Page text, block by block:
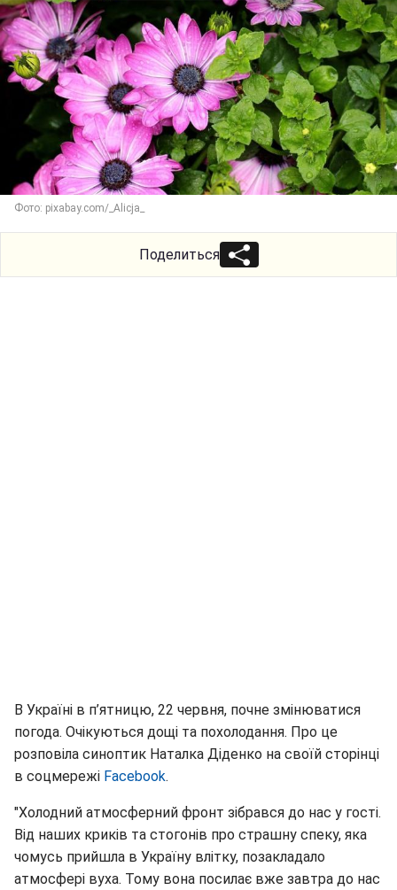
Фото: pixabay.com/_Alicja_
Поделиться
В Україні в п’ятницю, 22 червня, почне змінюватися
погода. Очікуються дощі та похолодання. Про це
розповіла синоптик Наталка Діденко на своїй сторінці
в соцмережі Facebook.
"Холодний атмосферний фронт зібрався до нас у гості.
Від наших криків та стогонів про страшну спеку, яка
чомусь прийшла в Україну влітку, позакладало
атмосфері вуха. Тому вона посилає вже завтра до нас